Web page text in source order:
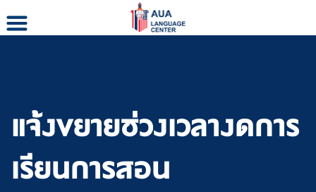
แจ้งขยายช่วงเวลางดการ
เรียนการสอน